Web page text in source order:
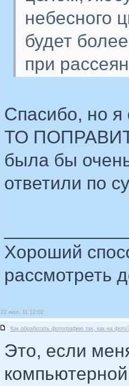
небесного
будет
при
Спасибо, но
ТО
была бы
ответили по
Хороший
рассмотреть
22 июл, 11 12:02
Как обработать фотографию так, как на
Это, если